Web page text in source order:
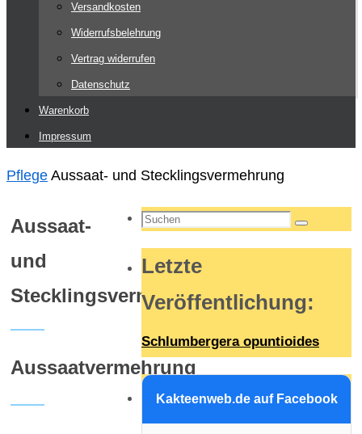
Versandkosten
Widerrufsbelehrung
Vertrag widerrufen
Datenschutz
Warenkorb
Impressum
Start
Pflege Aussaat- und Stecklingsvermehrung
Aussaat-
und
Stecklingsvermehrung
Aussaatvermehrung
Suchen
Suchen
Letzte
Veröffentlichung:
Schlumbergera opuntioides
Kakteenweb.de auf Facebook